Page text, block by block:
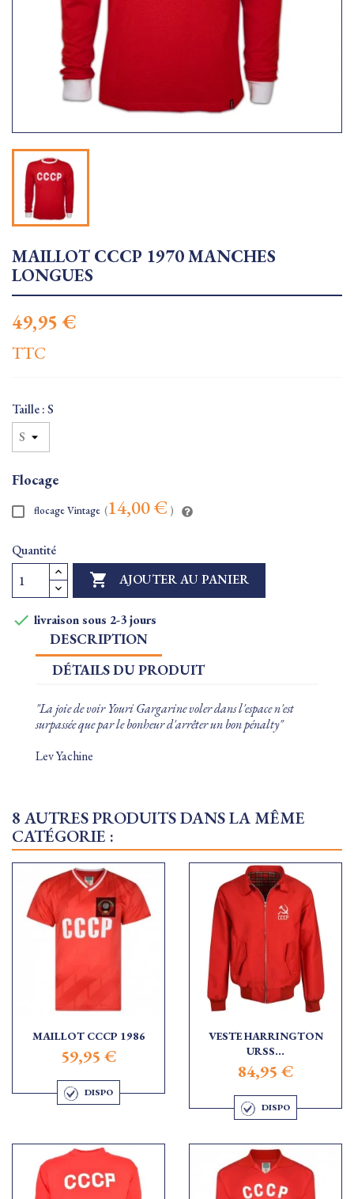
MAILLOT CCCP 1970 MANCHES
LONGUES
49,95 €
TTC
Taille : S
Flocage
flocage Vintage (14,00 € )
Quantité
 AJOUTER AU PANIER
 livraison sous 2-3 jours
DESCRIPTION
DÉTAILS DU PRODUIT
"La joie de voir Youri Gargarine voler dans l'espace n'est
surpassée que par le bonheur d'arrêter un bon pénalty"
Lev Yachine
8 AUTRES PRODUITS DANS LA MÊME
CATÉGORIE :
MAILLOT CCCP 1986
59,95 €
DISPO
VESTE HARRINGTON
URSS...
84,95 €
DISPO